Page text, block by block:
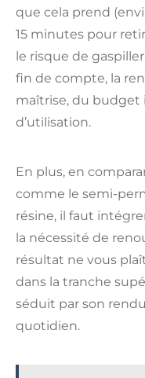
que cela prend
15 minutes pour
le risque de
fin de compte, la
maîtrise, du budget
d’utilisation.
En plus, en
comme le semi-
résine, il faut
la nécessité de
résultat ne vous
dans la tranche
séduit par son
quotidien.